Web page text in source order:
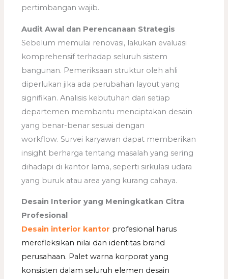
pertimbangan wajib.
Audit Awal dan Perencanaan Strategis
Sebelum memulai renovasi, lakukan evaluasi
komprehensif terhadap seluruh sistem
bangunan. Pemeriksaan struktur oleh ahli
diperlukan jika ada perubahan layout yang
signifikan. Analisis kebutuhan dari setiap
departemen membantu menciptakan desain
yang benar-benar sesuai dengan
workflow. Survei karyawan dapat memberikan
insight berharga tentang masalah yang sering
dihadapi di kantor lama, seperti sirkulasi udara
yang buruk atau area yang kurang cahaya.
Desain Interior yang Meningkatkan Citra
Profesional
Desain interior kantor profesional harus
merefleksikan nilai dan identitas brand
perusahaan. Palet warna korporat yang
konsisten dalam seluruh elemen desain